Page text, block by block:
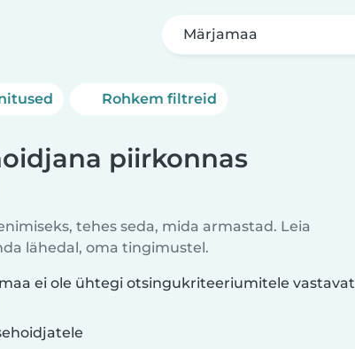
Märjamaa
Rohkem filtreid
piirkonnas
tehes seda, mida armastad. Leia
lähedal, oma tingimustel.
ei ole ühtegi otsingukriteeriumitele vastavat